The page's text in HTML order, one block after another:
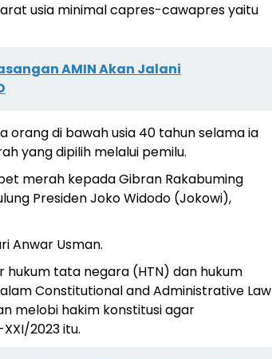
usia minimal capres-cawapres yaitu
AMIN Akan Jalani
orang di bawah usia 40 tahun selama ia
yang dipilih melalui pemilu.
merah kepada Gibran Rakabuming
Presiden Joko Widodo (Jokowi),
Anwar Usman.
hukum tata negara (HTN) dan hukum
Constitutional and Administrative Law
melobi hakim konstitusi agar
2023 itu.